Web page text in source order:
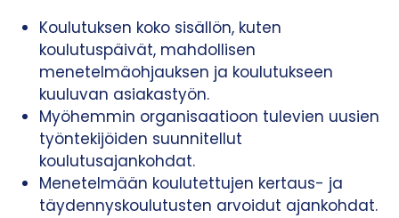
Koulutuksen koko sisällön, kuten
koulutuspäivät, mahdollisen
menetelmäohjauksen ja koulutukseen
kuuluvan asiakastyön.
Myöhemmin organisaatioon tulevien uusien
työntekijöiden suunnitellut
koulutusajankohdat.
Menetelmään koulutettujen kertaus- ja
täydennyskoulutusten arvoidut ajankohdat.